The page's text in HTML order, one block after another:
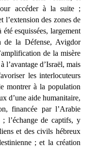
accéder à la suite ;
l’extension des zones de
esquissées, largement
de la Défense, Avigdor
de la misère
l’avantage d’Israël, mais
les interlocuteurs
montrer à la population
d’une aide humanitaire,
financée par l’Arabie
l’échange de captifs, y
et des civils hébreux
; et la création